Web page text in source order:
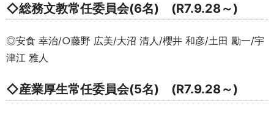
◇総務文教常任委員会(6名) (R7.9.28～)
◎安食 幸治/○藤野 広美/大沼 清人/櫻井 和彦/土田 勵一/宇
津江 雅人
◇産業厚生常任委員会(5名) (R7.9.28～)